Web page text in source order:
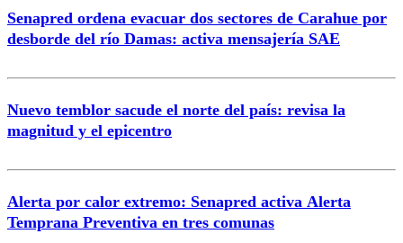
Correo
Senapred ordena evacuar dos sectores de Carahue por
desborde del río Damas: activa mensajería SAE
Nuevo temblor sacude el norte del país: revisa la
magnitud y el epicentro
Alerta por calor extremo: Senapred activa Alerta
Temprana Preventiva en tres comunas